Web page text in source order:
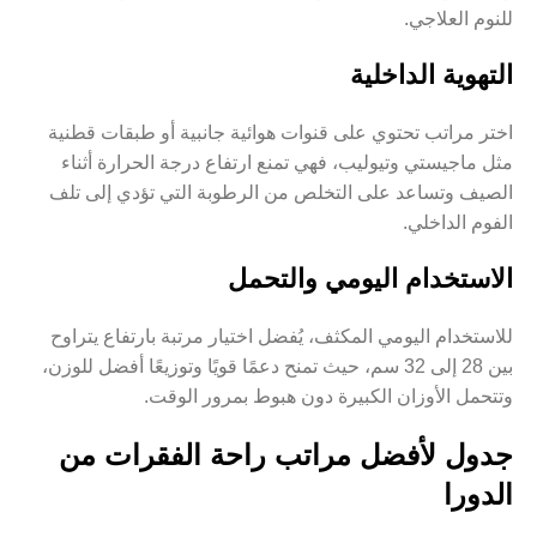
للنوم العلاجي.
لتهوية الداخلية
اختر مراتب تحتوي على قنوات هوائية جانبية أو طبقات قطنية
مثل ماجيستي وتيوليب، فهي تمنع ارتفاع درجة الحرارة أثناء
الصيف وتساعد على التخلص من الرطوبة التي تؤدي إلى تلف
الفوم الداخلي.
الاستخدام اليومي والتحمل
للاستخدام اليومي المكثف، يُفضل اختيار مرتبة بارتفاع يتراوح
بين 28 إلى 32 سم، حيث تمنح دعمًا قويًا وتوزيعًا أفضل للوزن،
وتتحمل الأوزان الكبيرة دون هبوط بمرور الوقت.
جدول لأفضل مراتب راحة الفقرات من
الدورا